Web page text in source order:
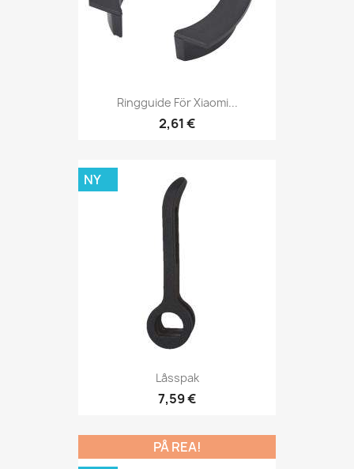
Ringguide För Xiaomi...
2,61 €
Låsspak
7,59 €
NY
PÅ REA!